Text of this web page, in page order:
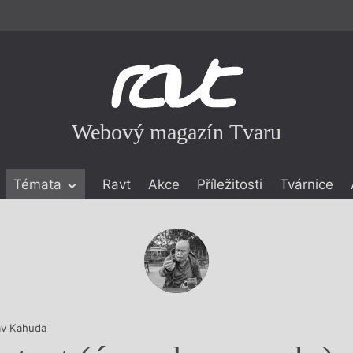
Webový magazín Tvaru
Témata Ravt Akce Příležitosti Tvárnice
Kahuda